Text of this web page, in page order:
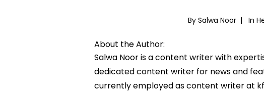
By Salwa Noor | In
About the Author:
Salwa Noor is a content writer with
dedicated content writer for news and
currently employed as content writer at